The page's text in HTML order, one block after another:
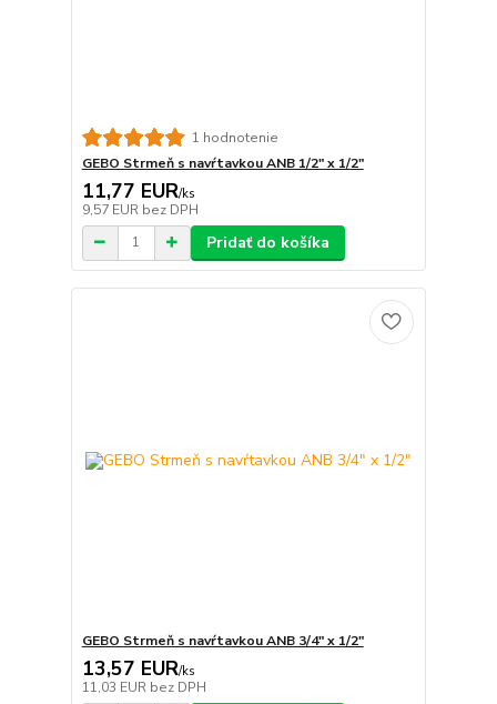
1 hodnotenie
GEBO Strmeň s navŕtavkou ANB 1/2" x 1/2"
11,77 EUR/ks
9,57 EUR bez DPH
Pridať do košíka
GEBO Strmeň s navŕtavkou ANB 3/4" x 1/2"
13,57 EUR/ks
11,03 EUR bez DPH